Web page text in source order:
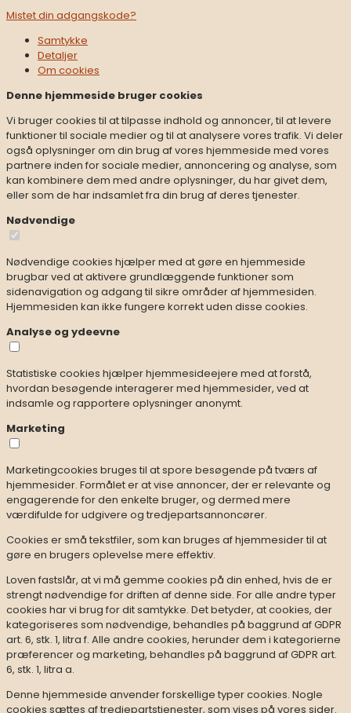
Firmafrugt Sønderborg
Firmafrugt Vejen
Firmafrugt Vejle
Firmafrugt Viborg
Firmafrugt Åbenrå
Mistet din adgangskode?
Samtykke
Detaljer
Om cookies
Denne hjemmeside bruger cookies
Vi bruger cookies til at tilpasse indhold og annoncer, til at levere
funktioner til sociale medier og til at analysere vores trafik. Vi deler
også oplysninger om din brug af vores hjemmeside med vores
partnere inden for sociale medier, annoncering og analyse, som
kan kombinere dem med andre oplysninger, du har givet dem,
eller som de har indsamlet fra din brug af deres tjenester.
Nødvendige
Nødvendige cookies hjælper med at gøre en hjemmeside
brugbar ved at aktivere grundlæggende funktioner som
sidenavigation og adgang til sikre områder af hjemmesiden.
Hjemmesiden kan ikke fungere korrekt uden disse cookies.
Analyse og ydeevne
Statistiske cookies hjælper hjemmesideejere med at forstå,
hvordan besøgende interagerer med hjemmesider, ved at
indsamle og rapportere oplysninger anonymt.
Marketing
Marketingcookies bruges til at spore besøgende på tværs af
hjemmesider. Formålet er at vise annoncer, der er relevante og
engagerende for den enkelte bruger, og dermed mere
værdifulde for udgivere og tredjepartsannoncører.
Cookies er små tekstfiler, som kan bruges af hjemmesider til at
gøre en brugers oplevelse mere effektiv.
Loven fastslår, at vi må gemme cookies på din enhed, hvis de er
strengt nødvendige for driften af denne side. For alle andre typer
cookies har vi brug for dit samtykke. Det betyder, at cookies, der
kategoriseres som nødvendige, behandles på baggrund af GDPR
art. 6, stk. 1, litra f. Alle andre cookies, herunder dem i kategorierne
præferencer og marketing, behandles på baggrund af GDPR art.
6, stk. 1, litra a.
Denne hjemmeside anvender forskellige typer cookies. Nogle
cookies sættes af tredjepartstjenester, som vises på vores sider.